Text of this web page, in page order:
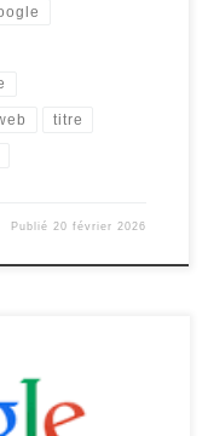
titre
Publié20 février 2026
en Ligne Le